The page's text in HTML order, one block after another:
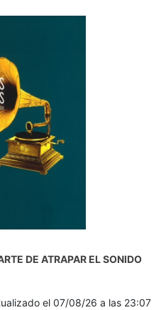
DE ATRAPAR EL SONIDO
el 07/08/26 a las 23:07